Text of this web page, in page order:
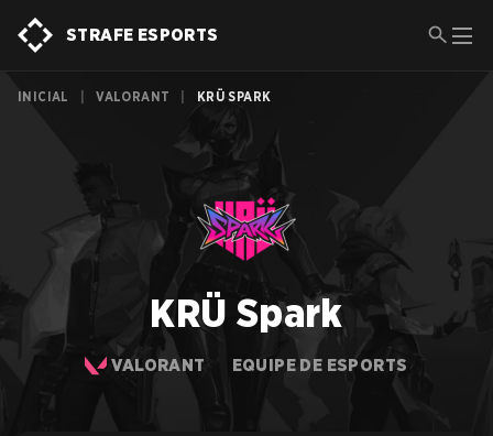
STRAFE ESPORTS
INICIAL VALORANT KRÜ SPARK
KRÜ Spark
VALORANT EQUIPE DE ESPORTS